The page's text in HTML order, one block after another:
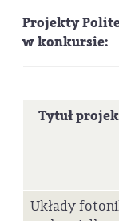
Projekty
w konkursie:
Tytuł
Układy